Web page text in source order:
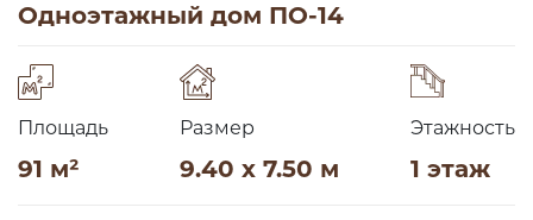
Одноэтажный дом ПО-14
Площадь
91 м²
Размер
9.40 x 7.50 м
Этажность
1 этаж